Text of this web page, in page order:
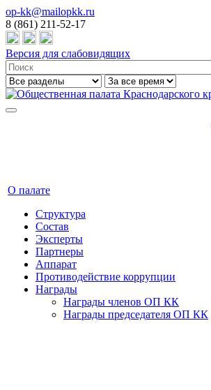
op-kk@mailopkk.ru
8 (861) 211-52-17
Версия для слабовидящих
О палате
Структура
Состав
Эксперты
Партнеры
Аппарат
Противодействие коррупции
Награды
Награды членов ОП КК
Награды председателя ОП КК